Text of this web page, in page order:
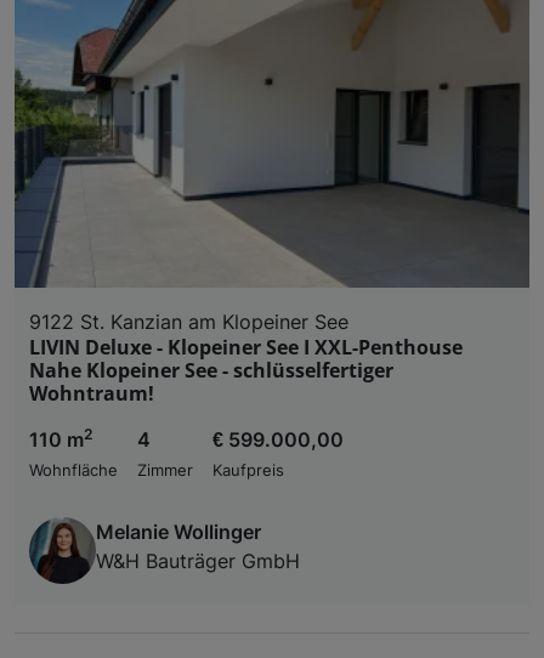
9122 St. Kanzian am Klopeiner See
LIVIN Deluxe - Klopeiner See I XXL-Penthouse
Nahe Klopeiner See - schlüsselfertiger
Wohntraum!
110 m2
Wohnfläche
4
Zimmer
€ 599.000,00
Kaufpreis
Melanie Wollinger
W&H Bauträger GmbH